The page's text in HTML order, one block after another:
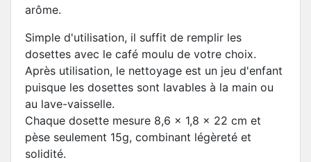
arôme.
Simple d'utilisation, il suffit de remplir les
dosettes avec le café moulu de votre choix.
Après utilisation, le nettoyage est un jeu d'enfant
puisque les dosettes sont lavables à la main ou
au lave-vaisselle.
Chaque dosette mesure 8,6 x 1,8 x 22 cm et
pèse seulement 15g, combinant légèreté et
solidité.